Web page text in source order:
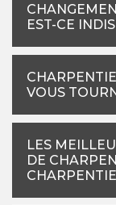
EST-CE
VOUS
LES
DE